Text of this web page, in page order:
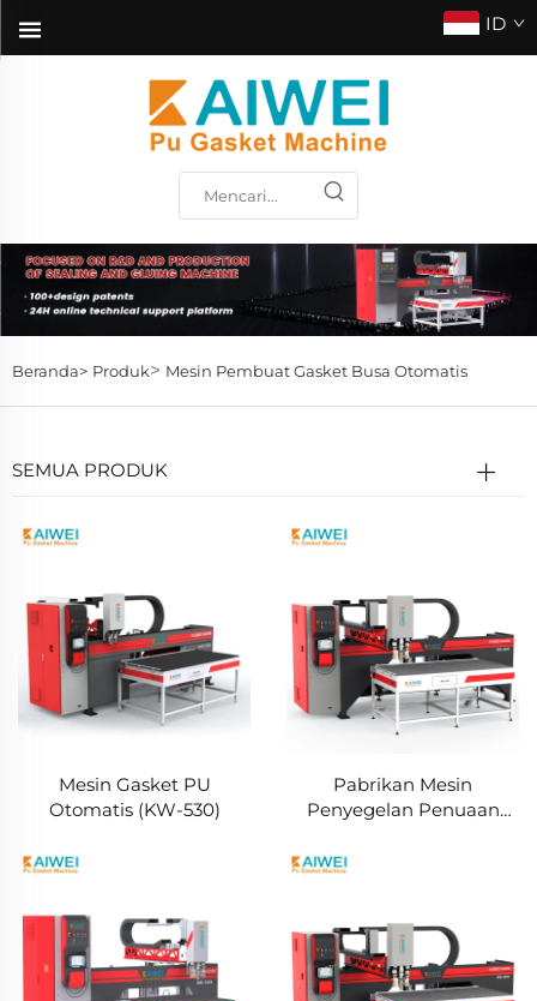
ID
Beranda> Produk> Mesin Pembuat Gasket Busa Otomatis
SEMUA PRODUK
Mesin Gasket PU
Otomatis (KW-530)
Pabrikan Mesin
Penyegelan Penuaan